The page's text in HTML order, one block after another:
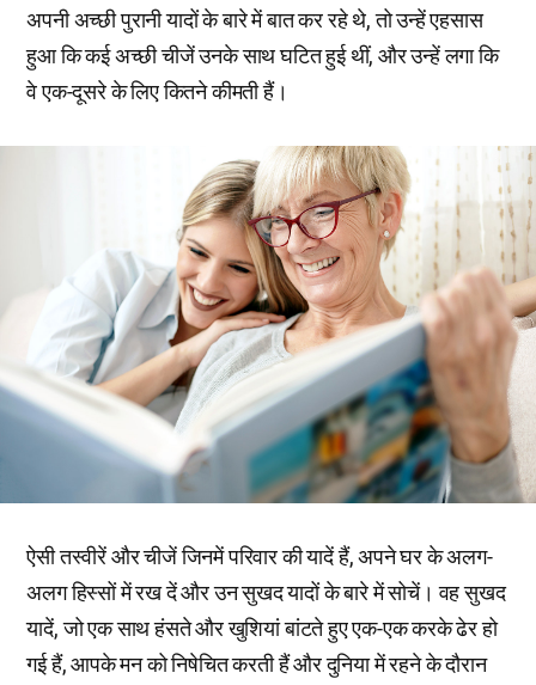
अपनी अच्छी पुरानी यादों के बारे में बात कर रहे थे, तो उन्हें एहसास
हुआ कि कई अच्छी चीजें उनके साथ घटित हुई थीं, और उन्हें लगा कि
वे एक-दूसरे के लिए कितने कीमती हैं।
ऐसी तस्वीरें और चीजें जिनमें परिवार की यादें हैं, अपने घर के अलग-
अलग हिस्सों में रख दें और उन सुखद यादों के बारे में सोचें। वह सुखद
यादें, जो एक साथ हंसते और खुशियां बांटते हुए एक-एक करके ढेर हो
गई हैं, आपके मन को निषेचित करती हैं और दुनिया में रहने के दौरान